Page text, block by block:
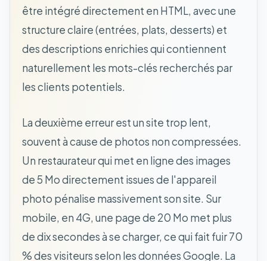
être intégré directement en HTML, avec une
structure claire (entrées, plats, desserts) et
des descriptions enrichies qui contiennent
naturellement les mots-clés recherchés par
les clients potentiels.
La deuxième erreur est un site trop lent,
souvent à cause de photos non compressées.
Un restaurateur qui met en ligne des images
de 5 Mo directement issues de l'appareil
photo pénalise massivement son site. Sur
mobile, en 4G, une page de 20 Mo met plus
de dix secondes à se charger, ce qui fait fuir 70
% des visiteurs selon les données Google. La